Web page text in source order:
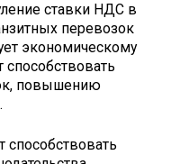
ставки НДС в
перевозок
экономическому
повышению
способствовать